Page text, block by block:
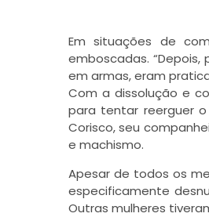
Em situações de
emboscadas.
em armas, eram
Com a dissolução e
para tentar reerguer
Corisco, seu
e machismo.
Apesar de todos os
especificamente
Outras mulheres